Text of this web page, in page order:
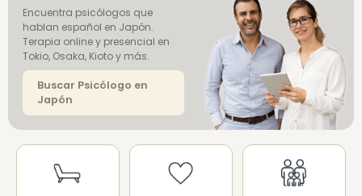
Encuentra psicólogos que
hablan español en Japón.
Terapia online y presencial en
Tokio, Osaka, Kioto y más.
Buscar Psicólogo en
Japón